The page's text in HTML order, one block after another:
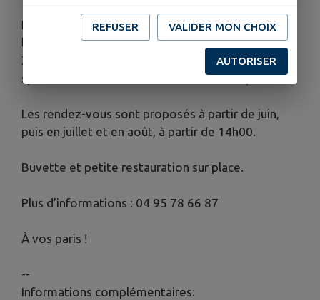
Petits et grands, passionnés ou simples amateurs,
les courses hippiques de l’hippodrome de Viseo à
Zonza rassemblent chaque année de nombreux
spectateurs dans un cadre naturel d’exception.
Les rendez-vous sont proposés à partir de juin,
puis en juillet et en août, à partir de 14h00.
Buvette et petite restauration sur place.
Plus d’informations : 04 95 78 66 87
À vos paris !
--
Informations complémentaires:
REFUSER VALIDER MON CHOIX
AUTORISER